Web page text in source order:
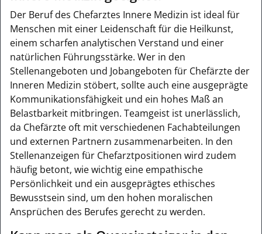
Der Beruf des Chefarztes Innere Medizin ist ideal für
Menschen mit einer Leidenschaft für die Heilkunst,
einem scharfen analytischen Verstand und einer
natürlichen Führungsstärke. Wer in den
Stellenangeboten und Jobangeboten für Chefärzte der
Inneren Medizin stöbert, sollte auch eine ausgeprägte
Kommunikationsfähigkeit und ein hohes Maß an
Belastbarkeit mitbringen. Teamgeist ist unerlässlich,
da Chefärzte oft mit verschiedenen Fachabteilungen
und externen Partnern zusammenarbeiten. In den
Stellenanzeigen für Chefarztpositionen wird zudem
häufig betont, wie wichtig eine empathische
Persönlichkeit und ein ausgeprägtes ethisches
Bewusstsein sind, um den hohen moralischen
Ansprüchen des Berufes gerecht zu werden.